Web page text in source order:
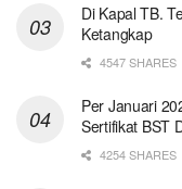
Di Kapal TB.
Ketangkap
4547 SHARES
Per Januari
Sertifikat BST
4254 SHARES